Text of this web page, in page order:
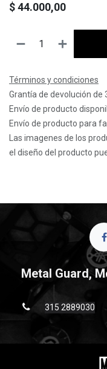
$44.000,00
Términos y condiciones
Grantía de devolución de
Envío de producto
Envío de producto para
Las imagenes de los
el diseño del producto
Metal Guard,
315 2889030